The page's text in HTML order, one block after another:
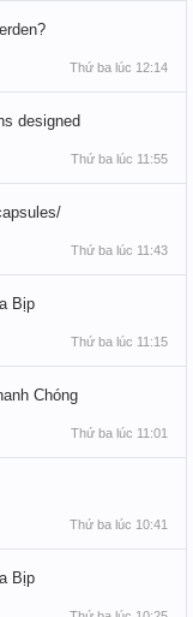
Thứ ba lúc 12:14
designed
Thứ ba lúc 11:55
Thứ ba lúc 11:43
Bịp
Thứ ba lúc 11:15
Chóng
Thứ ba lúc 11:01
Thứ ba lúc 10:41
Bịp